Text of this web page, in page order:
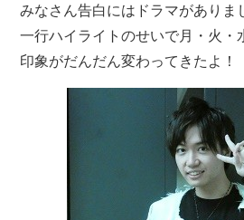
みなさん告白にはドラマがありま
一行ハイライトのせいで月・火・
印象がだんだん変わってきたよ！